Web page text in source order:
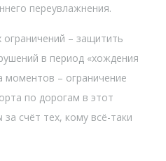
переувлажнения.
– защитить
в период «хождения
моментов – ограничение
по дорогам в этот
счёт тех, кому всё-таки